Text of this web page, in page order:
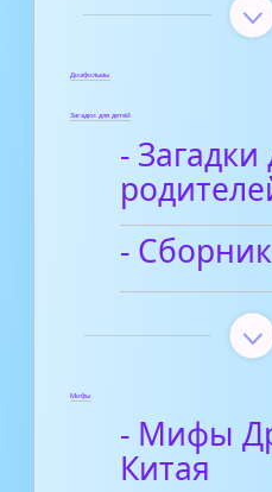
Диафильмы
Загадки для детей
- Загадки
-
Мифы
- Мифы
Китая